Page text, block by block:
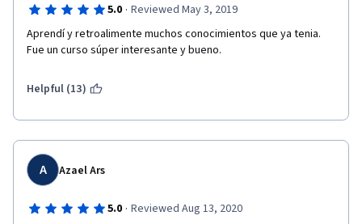
5.0 · Reviewed May 3, 2019
Aprendí y retroalimente muchos conocimientos que ya tenia.
Fue un curso súper interesante y bueno.
Helpful (13)
A Azael Ars
5.0 · Reviewed Aug 13, 2020